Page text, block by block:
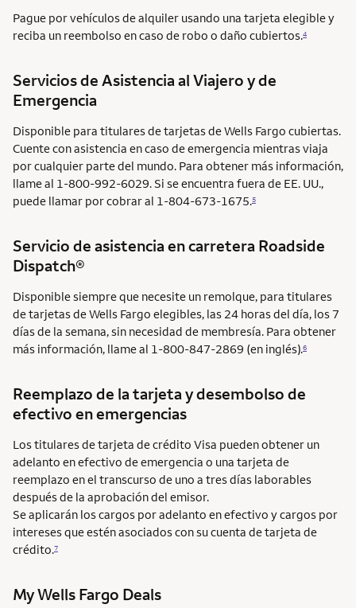
Pague por vehículos de alquiler usando una tarjeta elegible y
reciba un reembolso en caso de robo o daño cubiertos.4
Servicios de Asistencia al Viajero y de
Emergencia
Disponible para titulares de tarjetas de Wells Fargo cubiertas.
Cuente con asistencia en caso de emergencia mientras viaja
por cualquier parte del mundo. Para obtener más información,
llame al 1-800-992-6029. Si se encuentra fuera de EE. UU.,
puede llamar por cobrar al 1-804-673-1675.5
Servicio de asistencia en carretera Roadside
Dispatch®
Disponible siempre que necesite un remolque, para titulares
de tarjetas de Wells Fargo elegibles, las 24 horas del día, los 7
días de la semana, sin necesidad de membresía. Para obtener
más información, llame al 1-800-847-2869 (en inglés).6
Reemplazo de la tarjeta y desembolso de
efectivo en emergencias
Los titulares de tarjeta de crédito Visa pueden obtener un
adelanto en efectivo de emergencia o una tarjeta de
reemplazo en el transcurso de uno a tres días laborables
después de la aprobación del emisor.
Se aplicarán los cargos por adelanto en efectivo y cargos por
intereses que estén asociados con su cuenta de tarjeta de
crédito.7
My Wells Fargo Deals